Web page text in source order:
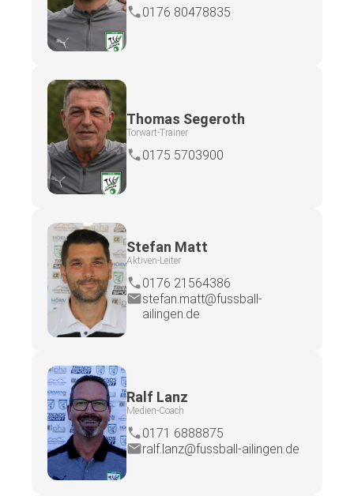
0176 80478835
Thomas Segeroth
Torwart-Trainer
0175 5703900
Stefan Matt
Aktiven-Leiter
0176 21564386
stefan.matt@fussball-
ailingen.de
Ralf Lanz
Medien-Coach
0171 6888875
ralf.lanz@fussball-ailingen.de